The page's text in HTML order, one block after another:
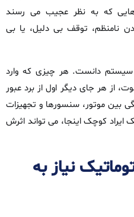
که به نظر عجیب می‌ رسند
نامنظم، توقف بی‌ دلیل، یا بی‌
دانست. هر چیزی که وارد
از هر جای دیگر اول از برد عبور
موتور، سنسورها و تجهیزات
کوچک اینجا، می‌ تواند اثرش
نیاز به